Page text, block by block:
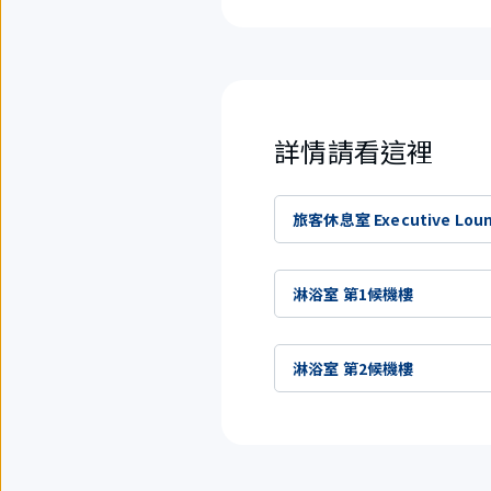
詳情請看這裡
旅客休息室 Executive
淋浴室 第1候機樓
淋浴室 第2候機樓